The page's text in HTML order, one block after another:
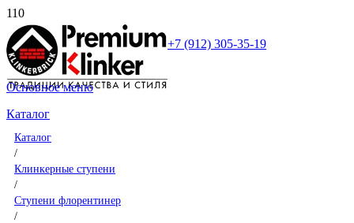
+7 (912) 305-35-19
Основное меню
Каталог
Каталог
/
Клинкерные ступени
/
Ступени флорентинер
/